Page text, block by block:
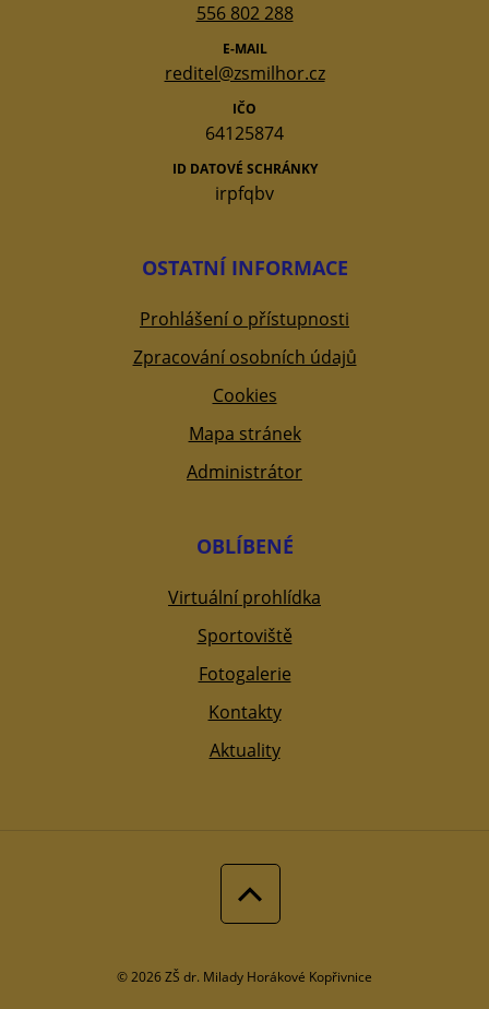
556 802 288
E-MAIL
reditel@zsmilhor.cz
IČO
64125874
ID DATOVÉ SCHRÁNKY
irpfqbv
OSTATNÍ INFORMACE
Prohlášení o přístupnosti
Zpracování osobních údajů
Cookies
Mapa stránek
Administrátor
OBLÍBENÉ
Virtuální prohlídka
Sportoviště
Fotogalerie
Kontakty
Aktuality
© 2026 ZŠ dr. Milady Horákové Kopřivnice